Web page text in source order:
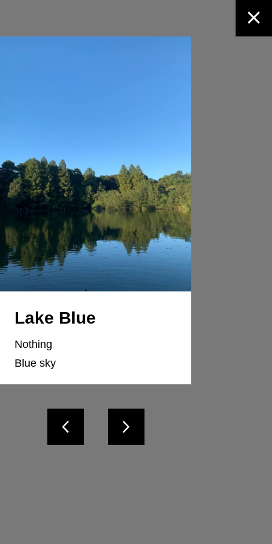
Lake Blue
Nothing
Blue sky